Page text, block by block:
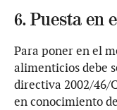
6. Puesta en
Para poner en el
alimenticios debe
directiva 2002/46/
en conocimiento